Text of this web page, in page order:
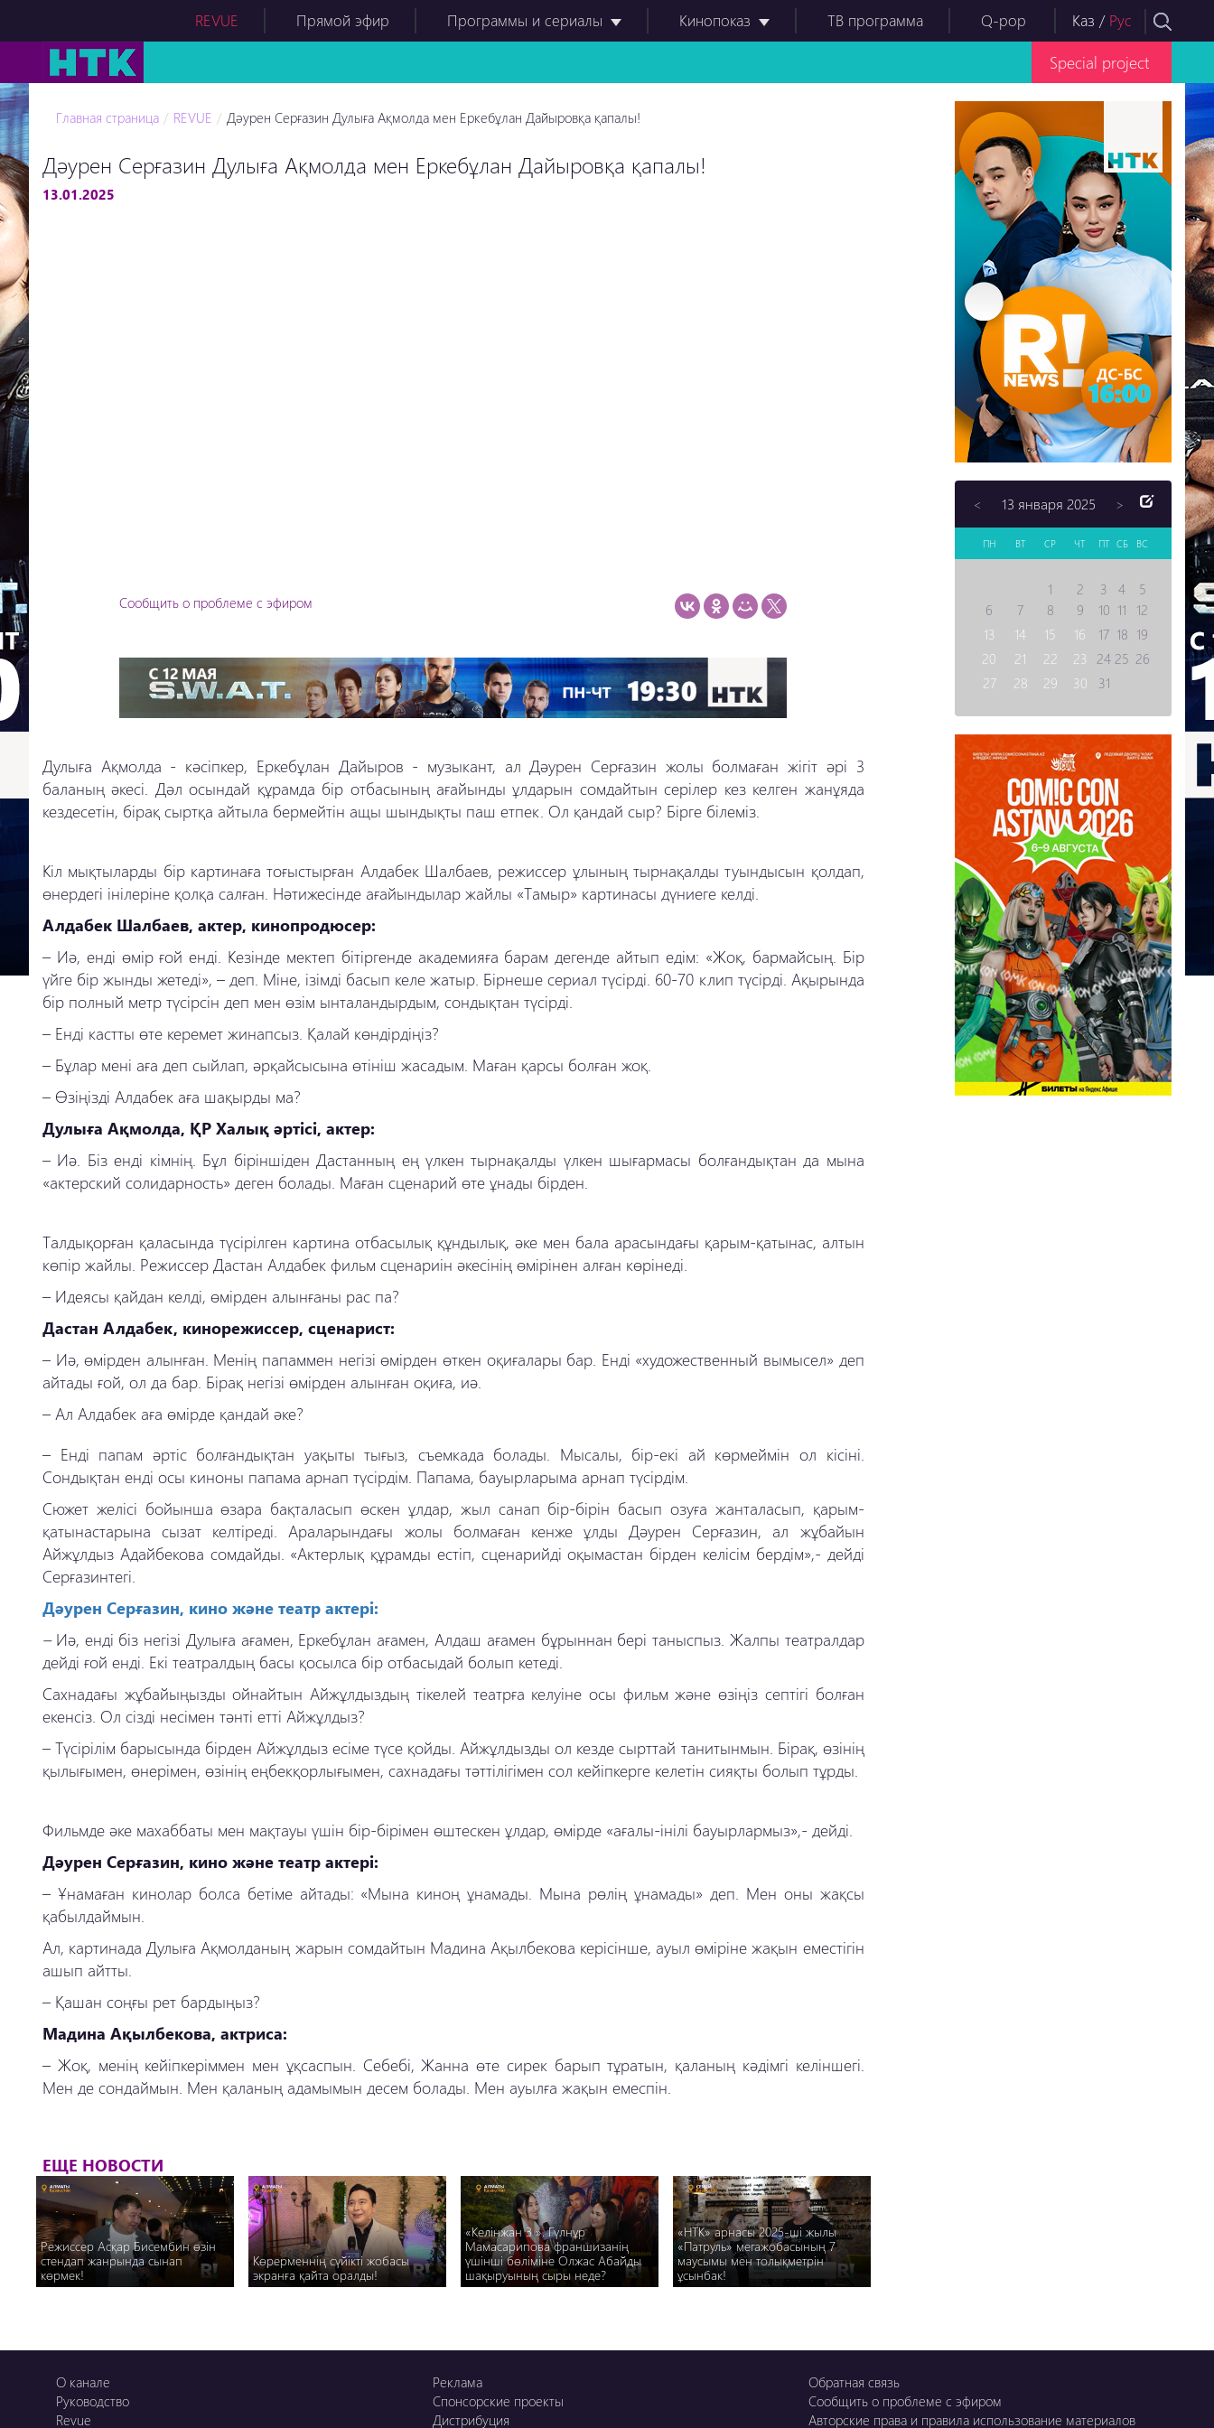
Каз / Рус
REVUE Прямой эфир Программы и сериалы Кинопоказ ТВ программа Q-pop
Special project
Главная страница REVUE Дәурен Серғазин Дулыға Ақмолда мен Еркебұлан Дайыровқа қапалы!
Дәурен Серғазин Дулыға Ақмолда мен Еркебұлан Дайыровқа қапалы!
13.01.2025
Сообщить о проблеме с эфиром
Дулыға Ақмолда - кәсіпкер, Еркебұлан Дайыров - музыкант, ал Дәурен Серғазин жолы болмаған жігіт әрі 3
баланың әкесі. Дәл осындай құрамда бір отбасының ағайынды ұлдарын сомдайтын серілер кез келген жанұяда
кездесетін, бірақ сыртқа айтыла бермейтін ащы шындықты паш етпек. Ол қандай сыр? Бірге білеміз.
Кіл мықтыларды бір картинаға тоғыстырған Алдабек Шалбаев, режиссер ұлының тырнақалды туындысын қолдап,
өнердегі інілеріне қолқа салған. Нәтижесінде ағайындылар жайлы «Тамыр» картинасы дүниеге келді.
Алдабек Шалбаев, актер, кинопродюсер:
– Иә, енді өмір ғой енді. Кезінде мектеп бітіргенде академияға барам дегенде айтып едім: «Жоқ, бармайсың. Бір
үйге бір жынды жетеді», – деп. Міне, ізімді басып келе жатыр. Бірнеше сериал түсірді. 60-70 клип түсірді. Ақырында
бір полный метр түсірсін деп мен өзім ынталандырдым, сондықтан түсірді.
– Енді кастты өте керемет жинапсыз. Қалай көндірдіңіз?
– Бұлар мені аға деп сыйлап, әрқайсысына өтініш жасадым. Маған қарсы болған жоқ.
– Өзіңізді Алдабек аға шақырды ма?
Дулыға Ақмолда, ҚР Халық әртісі, актер:
– Иә. Біз енді кімнің. Бұл біріншіден Дастанның ең үлкен тырнақалды үлкен шығармасы болғандықтан да мына
«актерский солидарность» деген болады. Маған сценарий өте ұнады бірден.
Талдықорған қаласында түсірілген картина отбасылық құндылық, әке мен бала арасындағы қарым-қатынас, алтын
көпір жайлы. Режиссер Дастан Алдабек фильм сценариін әкесінің өмірінен алған көрінеді.
– Идеясы қайдан келді, өмірден алынғаны рас па?
Дастан Алдабек, кинорежиссер, сценарист:
– Иә, өмірден алынған. Менің папаммен негізі өмірден өткен оқиғалары бар. Енді «художественный вымысел» деп
айтады ғой, ол да бар. Бірақ негізі өмірден алынған оқиға, иә.
– Ал Алдабек аға өмірде қандай әке?
– Енді папам әртіс болғандықтан уақыты тығыз, съемкада болады. Мысалы, бір-екі ай көрмеймін ол кісіні.
Сондықтан енді осы киноны папама арнап түсірдім. Папама, бауырларыма арнап түсірдім.
Сюжет желісі бойынша өзара бақталасып өскен ұлдар, жыл санап бір-бірін басып озуға жанталасып, қарым-
қатынастарына сызат келтіреді. Араларындағы жолы болмаған кенже ұлды Дәурен Серғазин, ал жұбайын
Айжұлдыз Адайбекова сомдайды. «Актерлық құрамды естіп, сценарийді оқымастан бірден келісім бердім»,- дейді
Серғазинтегі.
Дәурен Серғазин, кино және театр актері:
– Иә, енді біз негізі Дулыға ағамен, Еркебұлан ағамен, Алдаш ағамен бұрыннан бері таныспыз. Жалпы театралдар
дейді ғой енді. Екі театралдың басы қосылса бір отбасыдай болып кетеді.
Сахнадағы жұбайыңызды ойнайтын Айжұлдыздың тікелей театрға келуіне осы фильм және өзіңіз септігі болған
екенсіз. Ол сізді несімен тәнті етті Айжұлдыз?
– Түсірілім барысында бірден Айжұлдыз есіме түсе қойды. Айжұлдызды ол кезде сырттай танитынмын. Бірақ, өзінің
қылығымен, өнерімен, өзінің еңбекқорлығымен, сахнадағы тәттілігімен сол кейіпкерге келетін сияқты болып тұрды.
Фильмде әке махаббаты мен мақтауы үшін бір-бірімен өштескен ұлдар, өмірде «ағалы-інілі бауырлармыз»,- дейді.
Дәурен Серғазин, кино және театр актері:
– Ұнамаған кинолар болса бетіме айтады: «Мына киноң ұнамады. Мына рөлің ұнамады» деп. Мен оны жақсы
қабылдаймын.
Ал, картинада Дулыға Ақмолданың жарын сомдайтын Мадина Ақылбекова керісінше, ауыл өміріне жақын еместігін
ашып айтты.
– Қашан соңғы рет бардыңыз?
Мадина Ақылбекова, актриса:
– Жоқ, менің кейіпкеріммен мен ұқсаспын. Себебі, Жанна өте сирек барып тұратын, қаланың кәдімгі келіншегі.
Мен де сондаймын. Мен қаланың адамымын десем болады. Мен ауылға жақын емеспін.
ЕЩЕ НОВОСТИ
Режиссер Асқар Бисембин өзін
стендап жанрында сынап
көрмек!
Көрерменнің сүйікті жобасы
экранға қайта оралды!
«Келінжан 3 ». Гүлнұр
Мамасарипова франшизанің
үшінші бөліміне Олжас Абайды
шақыруының сыры неде?
«НТК» арнасы 2025-ші жылы
«Патруль» мегажобасының 7
маусымы мен толықметрін
ұсынбак!
< 13 января 2025 >
ПН ВТ СР ЧТ ПТ СБ ВС
1 2 3 4
5
6
7 8 9 10 11
12
13
14 15 16 17 18 19
20
21 22 23 24 25 26
27
28 29 30 31
О канале
Руководство
Revue
Реклама
Спонсорские проекты
Обратная связь
Сообщить о проблеме с эфиром
Дистрибуция
Авторские права и правила использование материалов